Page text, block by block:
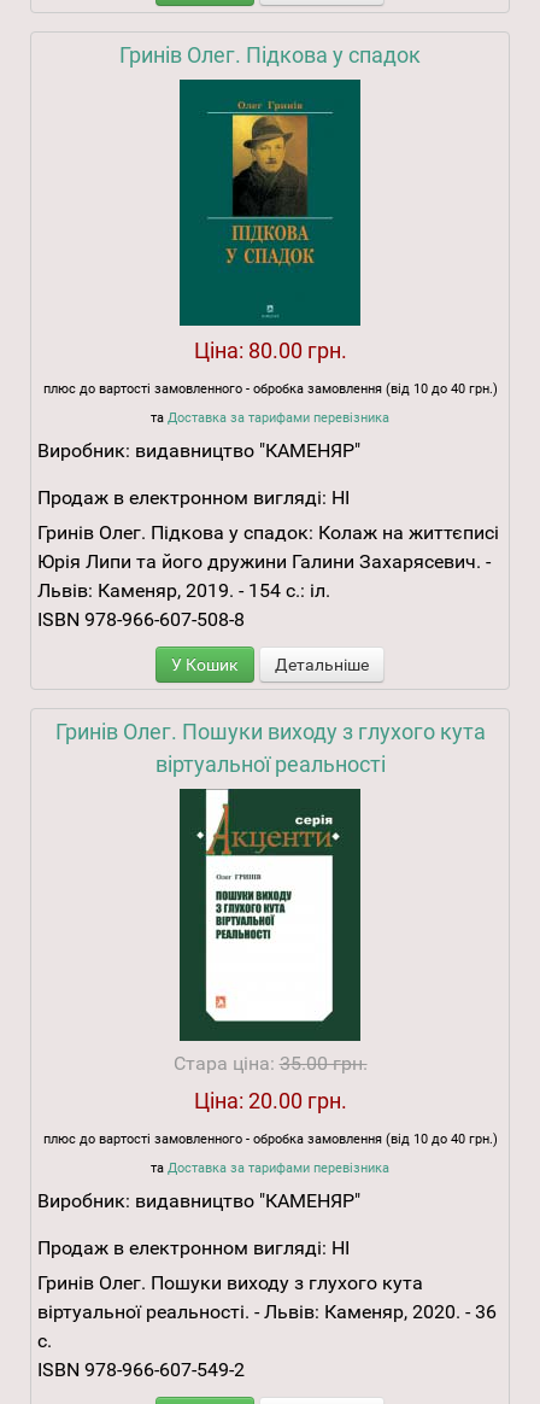
Гринів Олег. Підкова у спадок
Ціна: 80.00 грн.
плюс до вартості замовленного - обробка замовлення (від 10 до 40 грн.)
та Доставка за тарифами перевізника
Виробник: видавництво "КАМЕНЯР"
Продаж в електронном вигляді: НІ
Гринів Олег. Підкова у спадок: Колаж на життєписі
Юрія Липи та його дружини Галини Захарясевич. -
Львів: Каменяр, 2019. - 154 с.: іл.
ISBN 978-966-607-508-8
У Кошик Детальніше
Гринів Олег. Пошуки виходу з глухого кута
віртуальної реальності
Стара ціна:35.00 грн.
Ціна: 20.00 грн.
плюс до вартості замовленного - обробка замовлення (від 10 до 40 грн.)
та Доставка за тарифами перевізника
Виробник: видавництво "КАМЕНЯР"
Продаж в електронном вигляді: НІ
Гринів Олег. Пошуки виходу з глухого кута
віртуальної реальності. - Львів: Каменяр, 2020. - 36
с.
ISBN 978-966-607-549-2